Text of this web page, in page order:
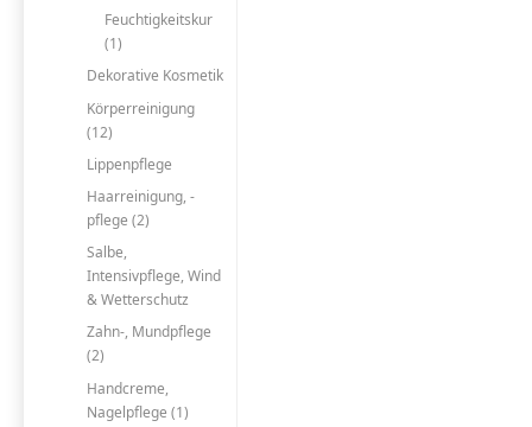
Feuchtigkeitskur
(1)
Dekorative Kosmetik
Körperreinigung
(12)
Lippenpflege
Haarreinigung, -
pflege (2)
Salbe,
Intensivpflege, Wind
& Wetterschutz
Zahn-, Mundpflege
(2)
Handcreme,
Nagelpflege (1)